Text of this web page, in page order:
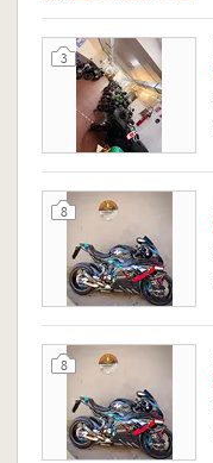
3
8
8